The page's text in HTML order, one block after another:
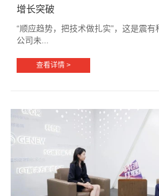
增长突破
“顺应趋势，把技术做扎实”，这是震
公司未...
查看详情 >